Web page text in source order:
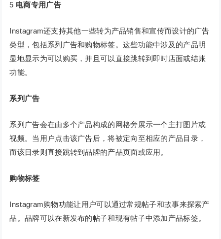
5 电商专用广告
Instagram还支持其他一些转为产品销售和宣传而设计的广告
类型，包括系列广告和购物标签。这些功能中涉及的产品明
显地显示为可以购买，并且可以直接跳转到即时店面或结账
功能。
系列广告
系列广告会在由多个产品构成的网格旁展示一个主打图片或
视频。当用户点击该广告后，将被定向至相应的产品目录，
而该目录则直接跳转到品牌的产品页面或应用。
购物标签
Instagram购物功能让用户可以通过常规帖子和故事来探索产
品。品牌可以在新发布的帖子和现有帖子中添加产品标签。